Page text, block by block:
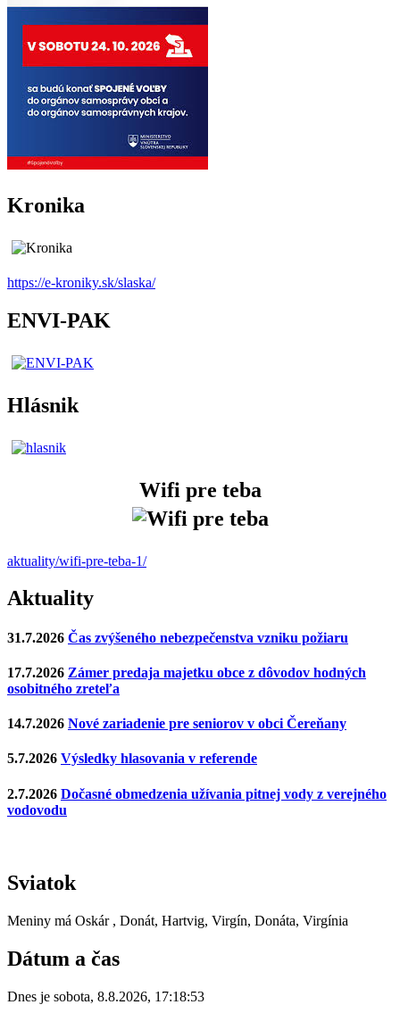
Kronika
https://e-kroniky.sk/slaska/
ENVI-PAK
Hlásnik
Wifi pre teba
aktuality/wifi-pre-teba-1/
Aktuality
31.7.2026 Čas zvýšeného nebezpečenstva vzniku požiaru
17.7.2026 Zámer predaja majetku obce z dôvodov hodných
osobitného zreteľa
14.7.2026 Nové zariadenie pre seniorov v obci Čereňany
5.7.2026 Výsledky hlasovania v referende
2.7.2026 Dočasné obmedzenia užívania pitnej vody z verejného
vodovodu
Sviatok
Meniny má Oskár , Donát, Hartvig, Virgín, Donáta, Virgínia
Dátum a čas
Dnes je sobota, 8.8.2026, 17:18:53